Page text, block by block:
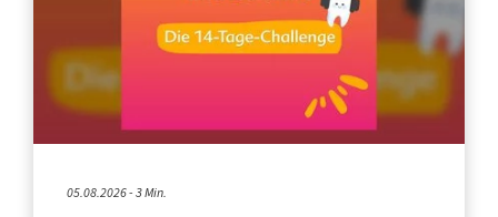
05.08.2026 - 3 Min.